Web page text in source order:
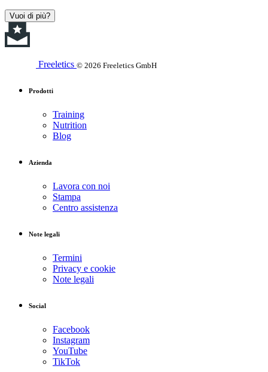
Vuoi di più?
Freeletics © 2026 Freeletics GmbH
Prodotti
Training
Nutrition
Blog
Azienda
Lavora con noi
Stampa
Centro assistenza
Note legali
Termini
Privacy e cookie
Note legali
Social
Facebook
Instagram
YouTube
TikTok